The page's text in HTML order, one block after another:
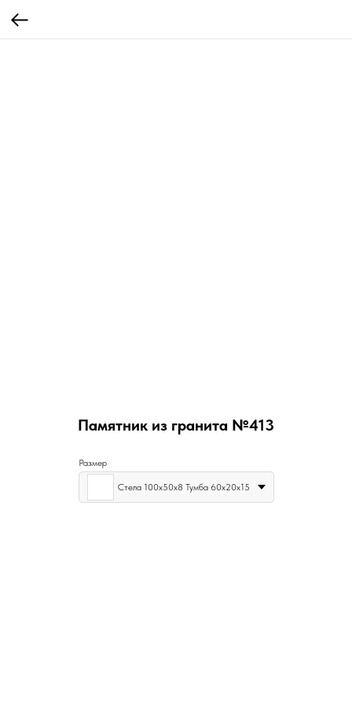
Памятник из гранита №413
Размер
Стела 100х50х8 Тумба 60х20х15